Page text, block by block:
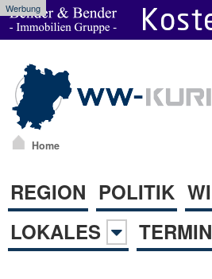
Werbung
Home
REGION POLITIK
LOKALES